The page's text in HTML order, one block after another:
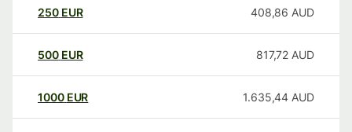
250 EUR 408,86 AUD
500 EUR 817,72 AUD
1000 EUR 1.635,44 AUD